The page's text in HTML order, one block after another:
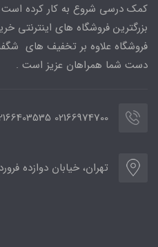
کمک درسی شروع به کار کرده است
بزرگترین فروشگاه های
فروشگاه علاوه بر تخفیف های
دست شما همراهان عزیز است .
02166974700 02166403535
تهران، خیابان دوازده